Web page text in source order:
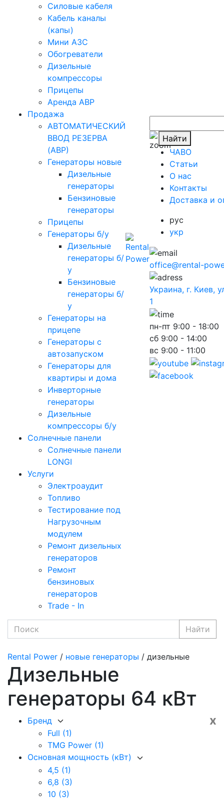
Силовые кабеля
Кабель каналы
(капы)
Мини АЗС
Обогреватели
Дизельные
компрессоры
Прицепы
Аренда АВР
Продажа
АВТОМАТИЧЕСКИЙ
ВВОД РЕЗЕРВА
(АВР)
Генераторы новые
Дизельные
генераторы
Бензиновые
генераторы
Прицепы
Генераторы б/у
Дизельные
генераторы б/
у
Бензиновые
генераторы б/
у
Генераторы на
прицепе
Генераторы с
автозапуском
Генераторы для
квартиры и дома
Инверторные
генераторы
Дизельные
компрессоры б/у
Солнечные панели
Солнечные панели
LONGI
Услуги
Электроаудит
Топливо
Тестирование под
Нагрузочным
модулем
Ремонт дизельных
генераторов
Ремонт
бензиновых
генераторов
Trade - In
Найти
ЧАВО
Cтатьи
O нас
Контакты
Доставка и
рус
укр
office@rental-
Украина, г. Киев,
1
пн-пт 9:00 - 18:00
сб 9:00 - 14:00
вс 9:00 - 11:00
Найти
Rental Power / новые генераторы / дизельные
Дизельные
генераторы 64 кВт
x
Бренд
Full (1)
TMG Power (1)
Основная мощность (кВт)
4,5 (1)
6,8 (3)
10 (3)